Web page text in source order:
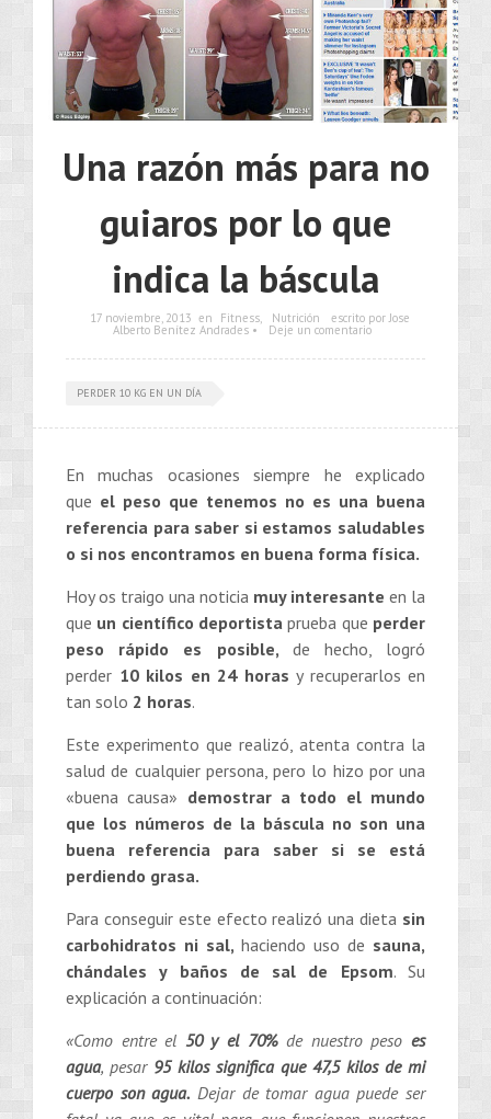
Una razón más para no
guiaros por lo que
indica la báscula
17 noviembre, 2013 en Fitness, Nutrición escrito por Jose
Alberto Benítez Andrades • Deje un comentario
PERDER 10 KG EN UN DÍA
En muchas ocasiones siempre he explicado
que el peso que tenemos no es una buena
referencia para saber si estamos saludables
o si nos encontramos en buena forma física.
Hoy os traigo una noticia muy interesante en la
que un científico deportista prueba que perder
peso rápido es posible, de hecho, logró
perder 10 kilos en 24 horas y recuperarlos en
tan solo 2 horas.
Este experimento que realizó, atenta contra la
salud de cualquier persona, pero lo hizo por una
«buena causa» demostrar a todo el mundo
que los números de la báscula no son una
buena referencia para saber si se está
perdiendo grasa.
Para conseguir este efecto realizó una dieta sin
carbohidratos ni sal, haciendo uso de sauna,
chándales y baños de sal de Epsom. Su
explicación a continuación:
«Como entre el 50 y el 70%de nuestro pesoes
agua, pesar 95 kilos significa que 47,5 kilos de mi
cuerpo son agua. Dejar de tomar agua puede ser